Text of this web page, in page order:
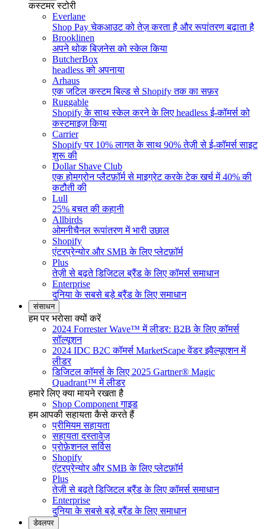
कस्टमर स्टोरी
Everlane
Shop Pay चेकआउट को तेज़ करता है और रूपांतरण बढ़ाता है
Brooklinen
अपने थोक बिज़नेस को स्केल किया
ButcherBox
headless को अपनाया
Arhaus
एक जटिल कस्टम बिल्ड से Shopify तक का सफ़र
Ruggable
Shopify के साथ स्केल करने के लिए headless ई-कॉमर्स को
कस्टमाइज़ किया
Carrier
Shopify पर 10% लागत के साथ 90% तेज़ी से ई-कॉमर्स साइट
शुरू की
Dollar Shave Club
एक होमग्रोन प्लैटफ़ॉर्म से माइग्रेट करके टेक खर्च में 40% की
कटौती की
Lull
25% बचत की कहानी
Allbirds
ओमनीचैनल रूपांतरण में भारी उछाल
Shopify
एंटरप्रेन्योर और SMB के लिए प्लेटफ़ॉर्म
Plus
तेज़ी से बढ़ते डिजिटल ब्रैंड के लिए कॉमर्स समाधान
Enterprise
दुनिया के सबसे बड़े ब्रैंड के लिए समाधान
संसाधन
हम पर भरोसा क्यों करें
2024 Forrester Wave™ में लीडर: B2B के लिए कॉमर्स
सॉल्यूशन
2024 IDC B2C कॉमर्स MarketScape वेंडर इवैल्यूएशन में
लीडर
डिजिटल कॉमर्स के लिए 2025 Gartner® Magic
Quadrant™ में लीडर
हमारे लिए क्या मायने रखता है
Shop Component गाइड
हम आपकी सहायता कैसे करते हैं
प्रीमियम सहायता
सहायता दस्तावेज़
प्रोफ़ेशनल सर्विस
Shopify
एंटरप्रेन्योर और SMB के लिए प्लेटफ़ॉर्म
Plus
तेज़ी से बढ़ते डिजिटल ब्रैंड के लिए कॉमर्स समाधान
Enterprise
दुनिया के सबसे बड़े ब्रैंड के लिए समाधान
डेवलपर